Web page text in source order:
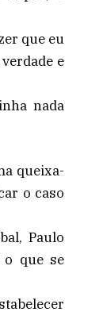
que eu
e
nada
queixa-
o caso
Paulo
o que se